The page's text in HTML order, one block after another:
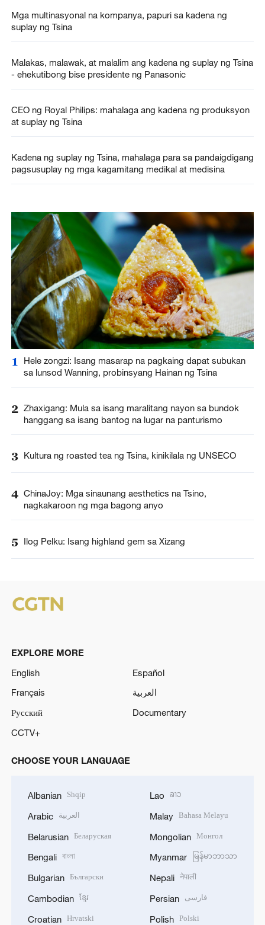
Mga multinasyonal na kompanya, papuri sa kadena ng
suplay ng Tsina
Malakas, malawak, at malalim ang kadena ng suplay ng Tsina
- ehekutibong bise presidente ng Panasonic
CEO ng Royal Philips: mahalaga ang kadena ng produksyon
at suplay ng Tsina
Kadena ng suplay ng Tsina, mahalaga para sa pandaigdigang
pagsusuplay ng mga kagamitang medikal at medisina
1
Hele zongzi: Isang masarap na pagkaing dapat subukan
sa lunsod Wanning, probinsyang Hainan ng Tsina
2 Zhaxigang: Mula sa isang maralitang nayon sa bundok
hanggang sa isang bantog na lugar na panturismo
3 Kultura ng roasted tea ng Tsina, kinikilala ng UNSECO
4 ChinaJoy: Mga sinaunang aesthetics na Tsino,
nagkakaroon ng mga bagong anyo
5 Ilog Pelku: Isang highland gem sa Xizang
EXPLORE MORE
English
Español
Français
العربية
Русский
Documentary
CCTV+
CHOOSE YOUR LANGUAGE
Albanian Shqip
Arabic العربية
Belarusian Беларуская
Bengali বাংলা
Bulgarian Български
Cambodian ខ្មែរ
Croatian Hrvatski
Lao ລາວ
Malay Bahasa Melayu
Mongolian Монгол
Myanmar မြန်မာဘာသာ
Nepali नेपाली
Persian فارسی
Polish Polski